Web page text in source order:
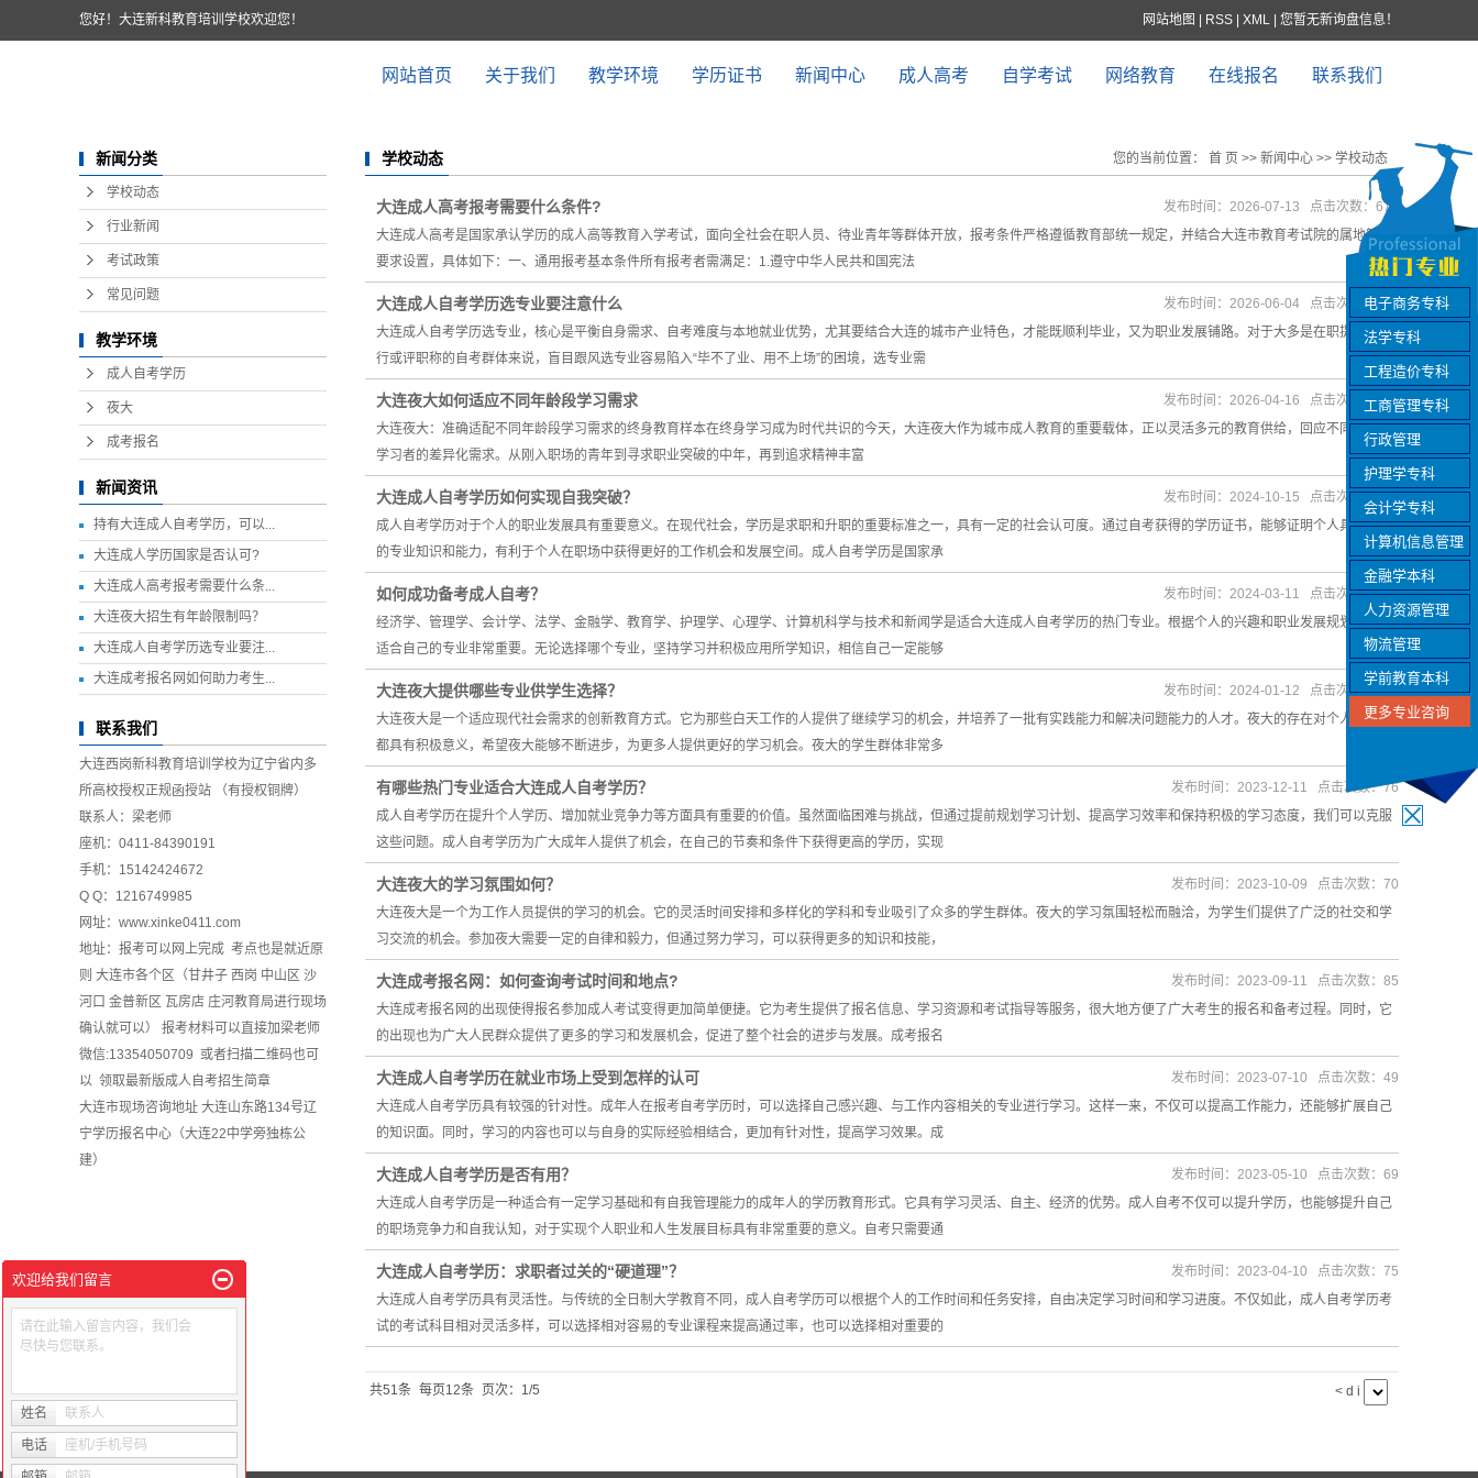
您好！大连新科教育培训学校欢迎您！ 网站地图 RSS XML 您暂无新询盘信息！
网站首页 关于我们 教学环境 学历证书 新闻中心 成人高考 自学考试 网络教育 在线报名 联系我们
新闻分类
学校动态
行业新闻
考试政策
常见问题
教学环境
成人自考学历
夜大
成考报名
新闻资讯
持有大连成人自考学历，可以...
大连成人学历国家是否认可?
大连成人高考报考需要什么条...
大连夜大招生有年龄限制吗？
大连成人自考学历选专业要注...
大连成考报名网如何助力考生...
联系我们
大连西岗新科教育培训学校为辽宁省内多
所高校授权正规函授站 （有授权铜牌）
联系人：梁老师
座机：0411-84390191
手机：15142424672
Q Q：1216749985
网址： www.xinke0411.com
地址：报考可以网上完成 考点也是就近原
则 大连市各个区（甘井子 西岗 中山区 沙
河口 金普新区 瓦房店 庄河教育局进行现场
确认就可以） 报考材料可以直接加梁老师
微信:13354050709 或者扫描二维码也可
以 领取最新版成人自考招生简章
大连市现场咨询地址 大连山东路134号辽
宁学历报名中心（大连22中学旁独栋公
建）
学校动态 您的当前位置： 首 页 >> 新闻中心 >> 学校动态
大连成人高考报考需要什么条件?
大连成人高考是国家承认学历的成人高等教育入学考试，面向全社会在职人员、待业青年等群体开放，报考条件严格遵循教育部统一规定，并结合大连市教育考试院的属地管理
要求设置，具体如下：一、通用报考基本条件所有报考者需满足：1.遵守中华人民共和国宪法
发布时间：2026-07-13 点击次数：676
大连成人自考学历选专业要注意什么
大连成人自考学历选专业，核心是平衡自身需求、自考难度与本地就业优势，尤其要结合大连的城市产业特色，才能既顺利毕业，又为职业发展铺路。对于大多是在职提升、转
行或评职称的自考群体来说，盲目跟风选专业容易陷入“毕不了业、用不上场”的困境，选专业需
发布时间：2026-06-04 点击次数：170
大连夜大如何适应不同年龄段学习需求
大连夜大：准确适配不同年龄段学习需求的终身教育样本在终身学习成为时代共识的今天，大连夜大作为城市成人教育的重要载体，正以灵活多元的教育供给，回应不同年龄段
学习者的差异化需求。从刚入职场的青年到寻求职业突破的中年，再到追求精神丰富
发布时间：2026-04-16 点击次数：664
大连成人自考学历如何实现自我突破？
成人自考学历对于个人的职业发展具有重要意义。在现代社会，学历是求职和升职的重要标准之一，具有一定的社会认可度。通过自考获得的学历证书，能够证明个人具有一定
的专业知识和能力，有利于个人在职场中获得更好的工作机会和发展空间。成人自考学历是国家承
发布时间：2024-10-15 点击次数：234
如何成功备考成人自考？
经济学、管理学、会计学、法学、金融学、教育学、护理学、心理学、计算机科学与技术和新闻学是适合大连成人自考学历的热门专业。根据个人的兴趣和职业发展规划，选择
适合自己的专业非常重要。无论选择哪个专业，坚持学习并积极应用所学知识，相信自己一定能够
发布时间：2024-03-11 点击次数：254
大连夜大提供哪些专业供学生选择？
大连夜大是一个适应现代社会需求的创新教育方式。它为那些白天工作的人提供了继续学习的机会，并培养了一批有实践能力和解决问题能力的人才。夜大的存在对个人和社会
都具有积极意义，希望夜大能够不断进步，为更多人提供更好的学习机会。夜大的学生群体非常多
发布时间：2024-01-12 点击次数：111
有哪些热门专业适合大连成人自考学历？
成人自考学历在提升个人学历、增加就业竞争力等方面具有重要的价值。虽然面临困难与挑战，但通过提前规划学习计划、提高学习效率和保持积极的学习态度，我们可以克服
这些问题。成人自考学历为广大成年人提供了机会，在自己的节奏和条件下获得更高的学历，实现
发布时间：2023-12-11 点击次数：76
大连夜大的学习氛围如何？
大连夜大是一个为工作人员提供的学习的机会。它的灵活时间安排和多样化的学科和专业吸引了众多的学生群体。夜大的学习氛围轻松而融洽，为学生们提供了广泛的社交和学
习交流的机会。参加夜大需要一定的自律和毅力，但通过努力学习，可以获得更多的知识和技能，
发布时间：2023-10-09 点击次数：70
大连成考报名网：如何查询考试时间和地点?
大连成考报名网的出现使得报名参加成人考试变得更加简单便捷。它为考生提供了报名信息、学习资源和考试指导等服务，很大地方便了广大考生的报名和备考过程。同时，它
的出现也为广大人民群众提供了更多的学习和发展机会，促进了整个社会的进步与发展。成考报名
发布时间：2023-09-11 点击次数：85
大连成人自考学历在就业市场上受到怎样的认可
大连成人自考学历具有较强的针对性。成年人在报考自考学历时，可以选择自己感兴趣、与工作内容相关的专业进行学习。这样一来，不仅可以提高工作能力，还能够扩展自己
的知识面。同时，学习的内容也可以与自身的实际经验相结合，更加有针对性，提高学习效果。成
发布时间：2023-07-10 点击次数：49
大连成人自考学历是否有用？
大连成人自考学历是一种适合有一定学习基础和有自我管理能力的成年人的学历教育形式。它具有学习灵活、自主、经济的优势。成人自考不仅可以提升学历，也能够提升自己
的职场竞争力和自我认知，对于实现个人职业和人生发展目标具有非常重要的意义。自考只需要通
发布时间：2023-05-10 点击次数：69
大连成人自考学历：求职者过关的“硬道理”？
大连成人自考学历具有灵活性。与传统的全日制大学教育不同，成人自考学历可以根据个人的工作时间和任务安排，自由决定学习时间和学习进度。不仅如此，成人自考学历考
试的考试科目相对灵活多样，可以选择相对容易的专业课程来提高通过率，也可以选择相对重要的
发布时间：2023-04-10 点击次数：75
共51条 每页12条 页次：1/5 < d i
电子商务专科
法学专科
工程造价专科
工商管理专科
行政管理
护理学专科
会计学专科
计算机信息管理
金融学本科
人力资源管理
物流管理
学前教育本科
更多专业咨询
欢迎给我们留言
请在此输入留言内容，我们会
尽快与您联系。
姓名 联系人
电话 座机/手机号码